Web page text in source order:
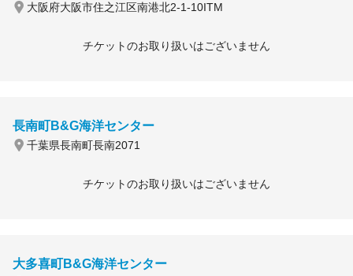
大阪府大阪市住之江区南港北2-1-10ITM
チケットのお取り扱いはございません
長南町B&G海洋センター
千葉県長南町長南2071
チケットのお取り扱いはございません
大多喜町B&G海洋センター